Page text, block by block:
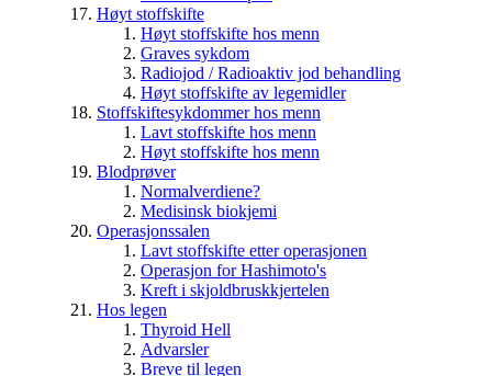
Høyt stoffskifte
Høyt stoffskifte hos menn
Graves sykdom
Radiojod / Radioaktiv jod behandling
Høyt stoffskifte av legemidler
Stoffskiftesykdommer hos menn
Lavt stoffskifte hos menn
Høyt stoffskifte hos menn
Blodprøver
Normalverdiene?
Medisinsk biokjemi
Operasjonssalen
Lavt stoffskifte etter operasjonen
Operasjon for Hashimoto's
Kreft i skjoldbruskkjertelen
Hos legen
Thyroid Hell
Advarsler
Breve til legen